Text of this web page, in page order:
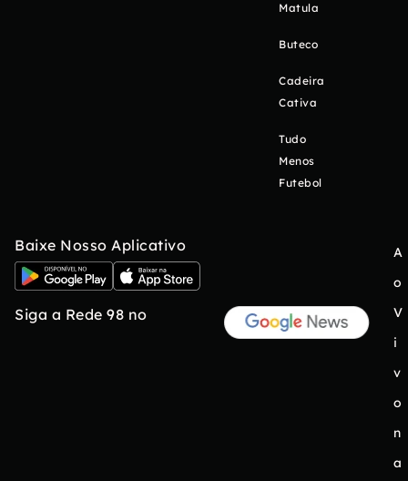
Matula
Buteco
Cadeira
Cativa
Tudo
Menos
Futebol
Baixe Nosso Aplicativo
Siga a Rede 98 no
A
o
V
i
v
o
n
a